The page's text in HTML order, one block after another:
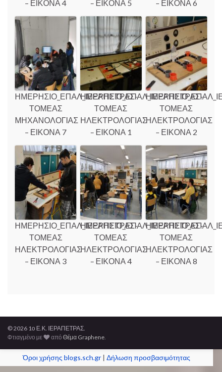
– ΕΙΚΟΝΑ 4
– ΕΙΚΟΝΑ 5
– ΕΙΚΟΝΑ 6
ΗΜΕΡΗΣΙΟ_ΕΠΑΛ_ΙΕΡΑΠΕΤΡΑΣ-
ΤΟΜΕΑΣ
ΜΗΧΑΝΟΛΟΓΙΑΣ
– ΕΙΚΟΝΑ 7
ΗΜΕΡΗΣΙΟ_ΕΠΑΛ_ΙΕΡΑΠΕΤΡΑΣ-
ΤΟΜΕΑΣ
ΗΛΕΚΤΡΟΛΟΓΙΑΣ
– ΕΙΚΟΝΑ 1
ΤΟΜΕΑΣ
ΗΛΕΚΤΡΟΛΟΓΙΑΣ
– ΕΙΚΟΝΑ 2
ΗΜΕΡΗΣΙΟ_ΕΠΑΛ_ΙΕΡΑΠΕΤΡΑΣ-
ΤΟΜΕΑΣ
ΗΛΕΚΤΡΟΛΟΓΙΑΣ
– ΕΙΚΟΝΑ 3
ΗΜΕΡΗΣΙΟ_ΕΠΑΛ_ΙΕΡΑΠΕΤΡΑΣ-
ΤΟΜΕΑΣ
ΗΛΕΚΤΡΟΛΟΓΙΑΣ
– ΕΙΚΟΝΑ 4
ΤΟΜΕΑΣ
ΗΛΕΚΤΡΟΛΟΓΙΑΣ
– ΕΙΚΟΝΑ 8
© 2026 1ο Ε.Κ. ΙΕΡΑΠΕΤΡΑΣ.
Φτιαγμένο με
απόΘέμα Graphene.
Όροι χρήσης blogs.sch.gr |Δήλωση προσβασιμότητας